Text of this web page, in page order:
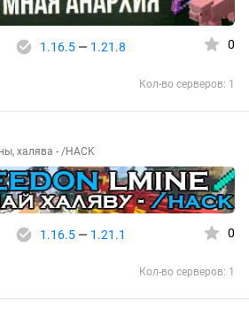
1.16.5— 1.21.8 0
Кол-во серверов: 1
халява - /HACK
1.16.5— 1.21.1 0
Кол-во серверов: 1